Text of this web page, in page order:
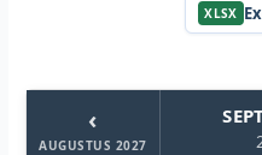
XLSX
‹
AUGUSTUS 2027